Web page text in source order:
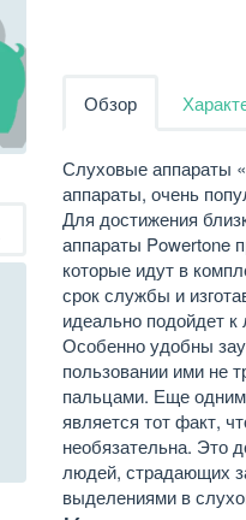
Обзор
Слуховые аппараты
аппараты, очень
Для достижения
аппараты Powertone
которые идут в
срок службы и
идеально подойдет
Особенно удобны
пользовании ими не
пальцами. Еще
является тот факт,
необязательна. Это
людей, страдающих
выделениями в